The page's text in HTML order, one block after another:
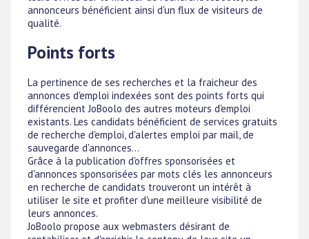
annonceurs bénéficient ainsi d'un flux de visiteurs de
qualité.
Points forts
La pertinence de ses recherches et la fraicheur des
annonces d'emploi indexées sont des points forts qui
différencient JoBoolo des autres moteurs d'emploi
existants. Les candidats bénéficient de services gratuits
de recherche d'emploi, d'alertes emploi par mail, de
sauvegarde d'annonces...
Grâce à la publication d'offres sponsorisées et
d'annonces sponsorisées par mots clés les annonceurs
en recherche de candidats trouveront un intérêt à
utiliser le site et profiter d'une meilleure visibilité de
leurs annonces.
JoBoolo propose aux webmasters désirant de